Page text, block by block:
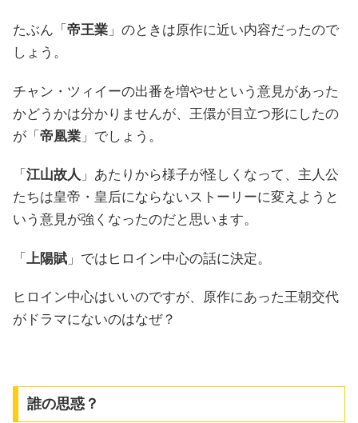
たぶん「 帝王業 」のときは原作に近い内容だったので
しょう。
チャン・ツィイーの出番を増やせという意見があった
かどうかは分かりませんが、王儇が目立つ形にしたの
が「 帝凰業 」でしょう。
「 江山故人 」あたりから様子が怪しくなって、主人公
たちは皇帝・皇后にならないストーリーに変えようと
いう意見が強くなったのだと思います。
「 上陽賦 」ではヒロイン中心の話に決定。
ヒロイン中心はいいのですが、原作にあった王朝交代
がドラマにないのはなぜ？
誰の思惑？